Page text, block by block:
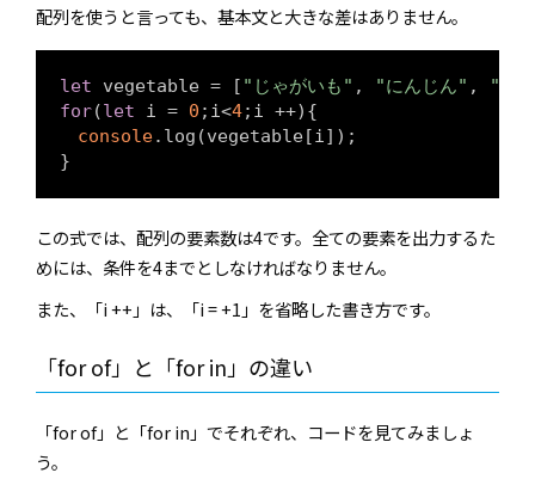
配列を使うと言っても、基本文と大きな差はありません。
let vegetable = [ "じゃがいも" , "にんじん" ,
"た
for(let i = 0 ;i<4;i ++){
console.log(vegetable[i]);
}
この式では、配列の要素数は4です。全ての要素を出力するた
めには、条件を4までとしなければなりません。
また、「i ++」は、「i = +1」を省略した書き方です。
「for of」と「for in」の違い
「for of」と「for in」でそれぞれ、コードを見てみましょ
う。